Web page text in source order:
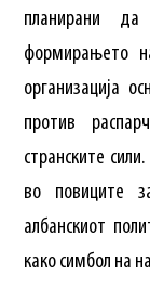
планирани
формирањето
организација
против
странските
во повиците
албанскиот
како симбол на